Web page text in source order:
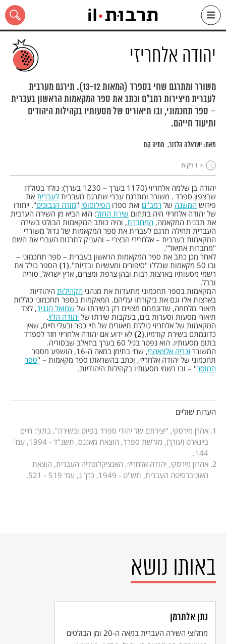
Skip
content
כל האתר
יהודה אלחריזי
משורר ומתרגם שחי בספרד (המאות 13-12). תירגם מערבית
לעברית מיצירות רמב"ם וכתב את ספר המקאמות הראשון בעברית
– ספר תחכמוני, ובו תיאורים של מסעותיו בקהילות היהודים
ותיעוד חייהם.
מאת:ישראלה הלזנר מתיה קם
< 1 דקות
יהודה בן שלמה אלחריזי (1170 בערך – 1230 בערך): נולד בטולדו
שבצפון ספרד . משורר ומתרגם עברי שתרגם מערבית לעברית את
פירוש המשנה של רמב"ם ואת ספרו הפילוסופי "מורה הנבוכים". ייחודו
של יהודה אלחריזי היה בתחום שירת החול: הוא הביא מן השירה הערבית
את תבנית המקאמה, המַחְבֶּרֶת, והיה כותב המקאמות הבולט בשירה
העברית תחילה תרגם לעברית את ספר המקאמות של גדול משוררי
המקאמות בערבית – אלחרירי הבצרי – והעניק לתרגום העברי את השם
"מחברות אתיאל".
לאחר מכן כתב את ספר המקאמות הראשון בעברית – ספר תחכמוני –
ובו 50 מקאמות שכללו "סיפורים ומעשיות ובְדַיוֹת".
1 הספר כולל את
רשמי מסעותיו בארצות רבות ובהן צרפת ומצרים, ארץ ישראל, סוריה
ובבל.
המקאמות בספר תחכמוני מתעדות את מנהגי הקהילות היהודיות
בארצות אלו וגם את ביקורתו עליהם. המאקמות בספר תחכמוני כוללות
תיאורי מלחמה, שדוגמתם מצויים רק בשירתו של שמואל הנגיד, לצד
תיאורי מסעות וסערות בים, בעקבות שירתו של יהודה הלוי.
המקאמות של אלחריזי כוללת תיאורים של חיי כפר ובעלי חיים, שאין
כדוגמתם בשירת קודמיו. 2 לא ידוע אם יהודה אלחריזי חזר לספרד
בתום מסעותיו. הוא נפטר בגיל 60 בערך בחאלב שבסוריה.
המשורר זכריה אלצאהרי
, שחי בתימן במאה ה-16, הושפע מספר
תחכמוני של יהודה אלחריזי, וכתב בהשראתו ספר מקאמות – "ספר
המוסר" – ובו רשמי מסעותיו בקהילות היהודיות.
הערות שוליים
אהרן מירסקי, "יצירתם של יהודי ספרד בפיוט ובשירה", בתוך: חיים
ביינארט (עורך), מורשת ספרד, הוצאת מאגנס, תשנ"ד - 1994, עמ'
144.
אהרון מירסקי, יהודה אלחריזי, האנציקלופדיה העברית, הוצאת
האוניברסיטה העברית, תש"ט - 1949, כרך ג, עמ' 519 - 521.
באותו נושא
נתן אלתרמן
מחלוצי השירה העברית במאה ה-20 ומן הבולטים